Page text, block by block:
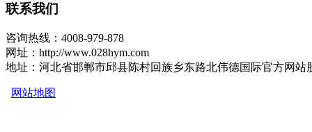
联系我们
咨询热线：4008-979-878
网址：http://www.028hym.com
地址：河北省邯郸市邱县陈村回族乡东路北伟德国际官方网站
网站地图